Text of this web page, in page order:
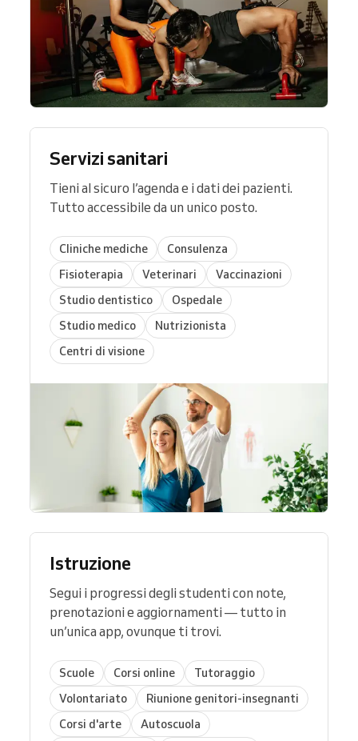
Servizi sanitari
Tieni al sicuro l’agenda e i dati dei pazienti.
Tutto accessibile da un unico posto.
Cliniche mediche
Consulenza
Fisioterapia
Veterinari
Vaccinazioni
Studio dentistico
Ospedale
Studio medico
Nutrizionista
Centri di visione
Istruzione
Segui i progressi degli studenti con note,
prenotazioni e aggiornamenti — tutto in
un’unica app, ovunque ti trovi.
Scuole Corsi online
Tutoraggio
Volontariato
Riunione genitori-insegnanti
Corsi d'arte
Autoscuola